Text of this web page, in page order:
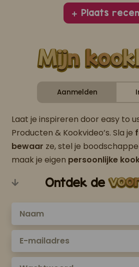
Plaats
Aanmelden
Laat je inspireren door easy to
Producten & Kookvideo’s. Sla je
bewaar ze, stel je
maak je eigen persoonlijke
Ontdek de